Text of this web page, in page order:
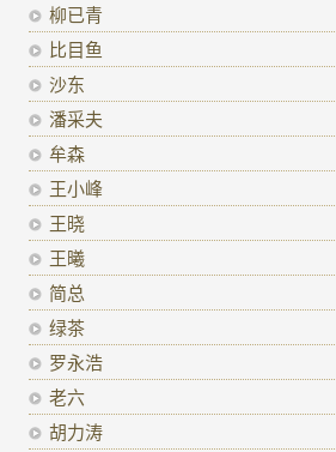
柳已青
比目鱼
沙东
潘采夫
牟森
王小峰
王晓
王曦
简总
绿茶
罗永浩
老六
胡力涛